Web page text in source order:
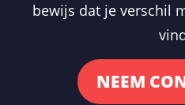
bewijs dat je verschil
NEEM